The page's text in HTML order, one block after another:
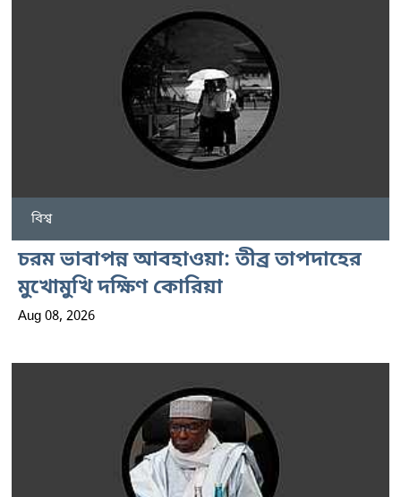
বিশ্ব
চরম ভাবাপন্ন আবহাওয়া: তীব্র তাপদাহের
মুখোমুখি দক্ষিণ কোরিয়া
Aug 08, 2026